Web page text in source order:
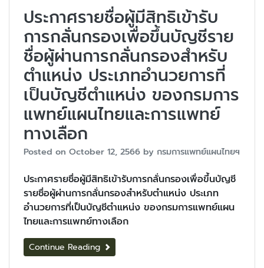
ประกาศรายชื่อผู้มีสิทธิเข้ารับ
การกลั่นกรองเพื่อขึ้นบัญชีราย
ชื่อผู้ผ่านการกลั่นกรองสำหรับ
ตำแหน่ง ประเภทอำนวยการที่
เป็นบัญชีตำแหน่ง ของกรมการ
แพทย์แผนไทยและการแพทย์
ทางเลือก
Posted on October 12, 2566 by กรมการแพทย์แผนไทยฯ
ประกาศรายชื่อผู้มีสิทธิเข้ารับการกลั่นกรองเพื่อขึ้นบัญชี
รายชื่อผู้ผ่านการกลั่นกรองสำหรับตำแหน่ง ประเภท
อำนวยการที่เป็นบัญชีตำแหน่ง ของกรมการแพทย์แผน
ไทยและการแพทย์ทางเลือก
Continue Reading